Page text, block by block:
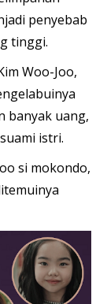
penyebab
tinggi.
Woo-Joo,
banyak uang,
istri.
si mokondo,